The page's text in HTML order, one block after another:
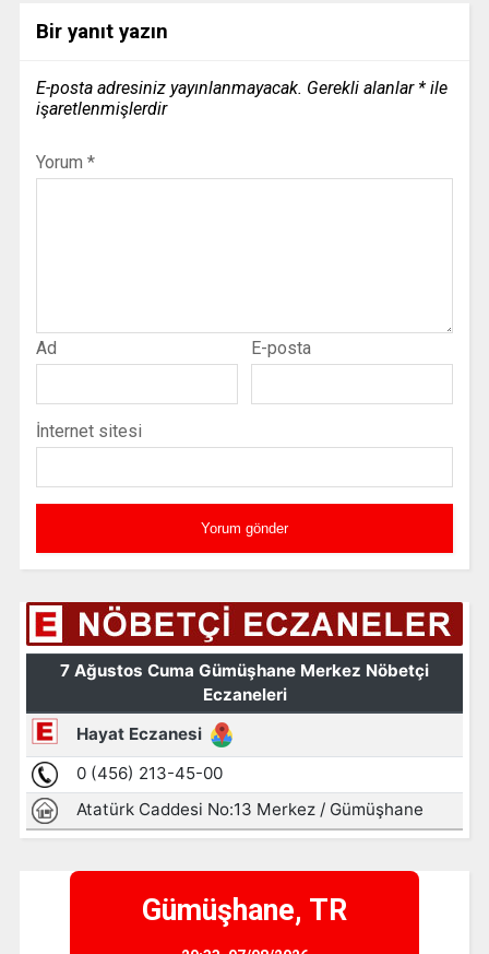
Bir yanıt yazın
E-posta adresiniz yayınlanmayacak. Gerekli alanlar *ile
işaretlenmişlerdir
Yorum *
Ad E-posta
İnternet sitesi
Gümüşhane, TR